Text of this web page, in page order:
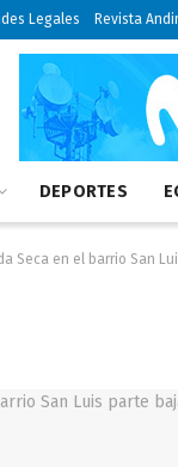
Legales Revista
DEPORTES
Seca en el barrio San